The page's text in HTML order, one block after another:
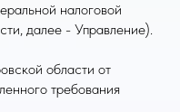
налоговой
далее - Управление).
области от
требования